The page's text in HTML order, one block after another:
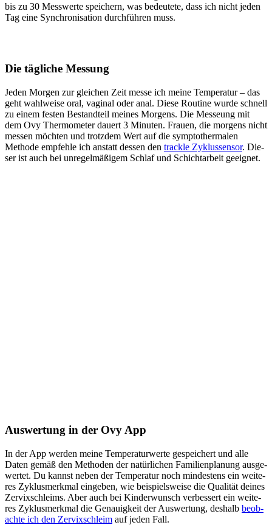
bis zu 30 Mess­wer­te spei­chern, was bedeu­te­te, dass ich nicht jeden
Tag eine Syn­chro­ni­sa­ti­on durch­füh­ren muss.
Die täg­li­che Mes­sung
Jeden Mor­gen zur glei­chen Zeit mes­se ich mei­ne Tem­pe­ra­tur – das
geht wahl­wei­se oral, vagi­nal oder anal. Die­se Rou­ti­ne wur­de schnell
zu einem fes­ten Bestand­teil mei­nes Mor­gens. Die Mes­se­ung mit
dem Ovy Ther­mo­me­ter dau­ert 3 Minu­ten. Frau­en, die mor­gens nicht
mes­sen möch­ten und trotz­dem Wert auf die sym­pto­ther­ma­len
Metho­de emp­feh­le ich anstatt des­sen den track­le Zyklus­sen­sor. Die­
ser ist auch bei unre­gel­mä­ßi­gem Schlaf und Schicht­ar­beit geeig­net.
Aus­wer­tung in der Ovy App
In der App wer­den mei­ne Tem­pe­ra­tur­wer­te gespei­chert und alle
Daten gemäß den Metho­den der natür­li­chen Fami­li­en­pla­nung aus­ge­
wer­tet. Du kannst neben der Tem­pe­ra­tur noch min­des­tens ein wei­te­
res Zyklus­merk­mal ein­ge­ben, wie bei­spiels­wei­se die Qua­li­tät dei­nes
Zer­vix­sch­leims. Aber auch bei Kin­der­wunsch ver­bes­sert ein wei­te­
res Zyklus­merk­mal die Genau­ig­keit der Aus­wer­tung, des­halb beob­
ach­te ich den Zer­vix­sch­leim auf jeden Fall.